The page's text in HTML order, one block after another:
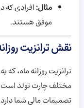
مثال:افرادی که
موفق هستند.
نقش ترانزیت
ترانزیت روزانه ماه،
مختلف چارت تولد
تصمیمات مالی شما